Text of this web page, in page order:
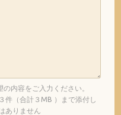
内容をご入力ください。
件（合計３MB ）まで添付し
ありません